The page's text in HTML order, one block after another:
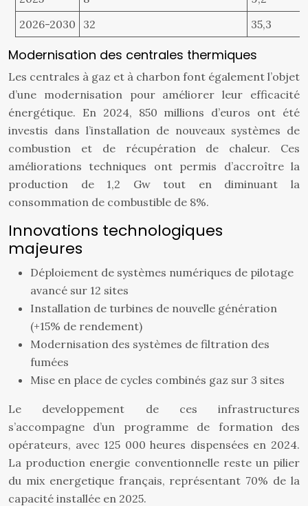
2026-2030
32 35,3
Modernisation des centrales thermiques
Les centrales à gaz et à charbon font également l’objet
d’une modernisation pour améliorer leur efficacité
énergétique. En 2024, 850 millions d’euros ont été
investis dans l’installation de nouveaux systèmes de
combustion et de récupération de chaleur. Ces
améliorations techniques ont permis d’accroître la
production de 1,2 Gw tout en diminuant la
consommation de combustible de 8%.
Innovations technologiques
majeures
Déploiement de systèmes numériques de pilotage
avancé sur 12 sites
Installation de turbines de nouvelle génération
(+15% de rendement)
Modernisation des systèmes de filtration des
fumées
Mise en place de cycles combinés gaz sur 3 sites
Le developpement de ces infrastructures
s’accompagne d’un programme de formation des
opérateurs, avec 125 000 heures dispensées en 2024.
La production energie conventionnelle reste un pilier
du mix energetique français, représentant 70% de la
capacité installée en 2025.